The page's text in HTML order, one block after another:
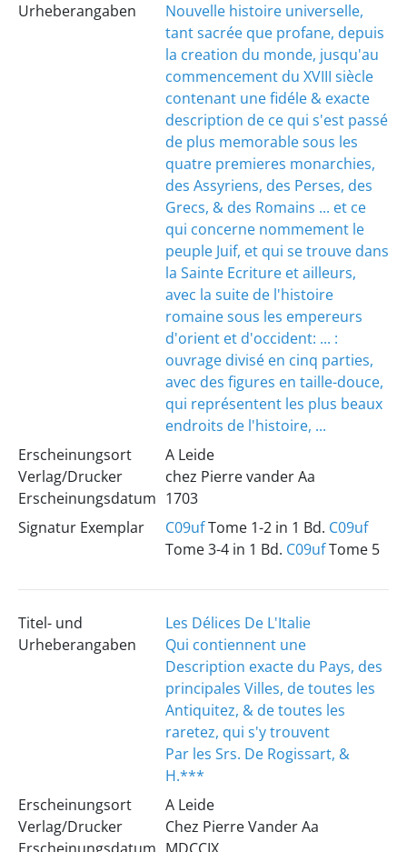
Urheberangaben
Nouvelle histoire universelle,
tant sacrée que profane, depuis
la creation du monde, jusqu'au
commencement du XVIII siècle
contenant une fidéle & exacte
description de ce qui s'est passé
de plus memorable sous les
quatre premieres monarchies,
des Assyriens, des Perses, des
Grecs, & des Romains ... et ce
qui concerne nommement le
peuple Juif, et qui se trouve dans
la Sainte Ecriture et ailleurs,
avec la suite de l'histoire
romaine sous les empereurs
d'orient et d'occident: ... :
ouvrage divisé en cinq parties,
avec des figures en taille-douce,
qui représentent les plus beaux
endroits de l'histoire, ...
Erscheinungsort
Verlag/Drucker
Erscheinungsdatum
A Leide
chez Pierre vander Aa
1703
Signatur Exemplar
C09ufTome 1-2 in 1 Bd. C09uf
Tome 3-4 in 1 Bd. C09ufTome 5
Titel- und
Urheberangaben
Les Délices De L'Italie
Qui contiennent une
Description exacte du Pays, des
principales Villes, de toutes les
Antiquitez, & de toutes les
raretez, qui s'y trouvent
Par les Srs. De Rogissart, &
H.***
Erscheinungsort
Verlag/Drucker
A Leide
Chez Pierre Vander Aa